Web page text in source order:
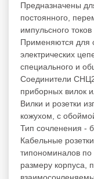
Предназначены
постоянного,
импульсного
Применяются для
электрических
специального и
Соединители
приборных вилок
Вилки и розетки
кожухом, с
Тип сочленения -
Кабельные
типономиналов по
размеру корпуса,